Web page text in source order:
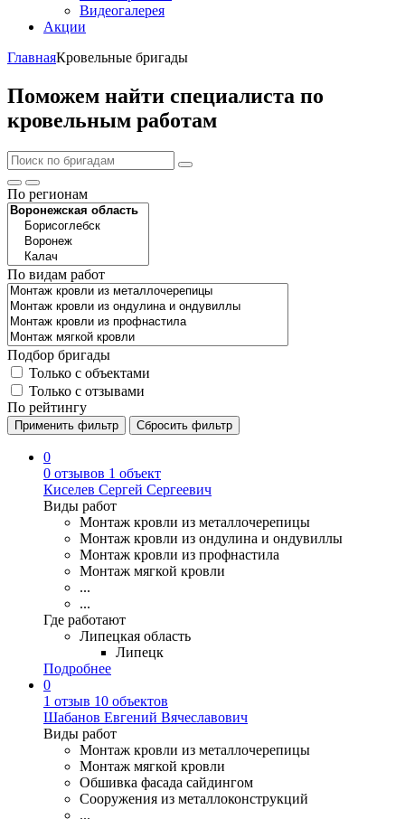
Видеогалерея
Акции
ГлавнаяКровельные бригады
Поможем найти специалиста по
кровельным работам
По регионам
По видам работ
Подбор бригады
Только с объектами
Только с отзывами
По рейтингу
Применить фильтр Сбросить фильтр
0
0 отзывов 1 объект
Киселев Сергей Сергеевич
Виды работ
Монтаж кровли из металлочерепицы
Монтаж кровли из ондулина и ондувиллы
Монтаж кровли из профнастила
Монтаж мягкой кровли
...
...
Где работают
Липецкая область
Липецк
Подробнее
0
1 отзыв 10 объектов
Шабанов Евгений Вячеславович
Виды работ
Монтаж кровли из металлочерепицы
Монтаж мягкой кровли
Обшивка фасада сайдингом
Сооружения из металлоконструкций
...